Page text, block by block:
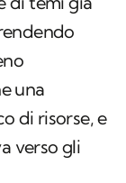
una
di risorse, e
verso gli